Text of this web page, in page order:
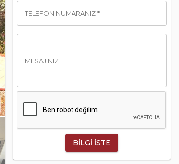
TELEFON NUMARANIZ *
MESAJINIZ
BILGI İSTE